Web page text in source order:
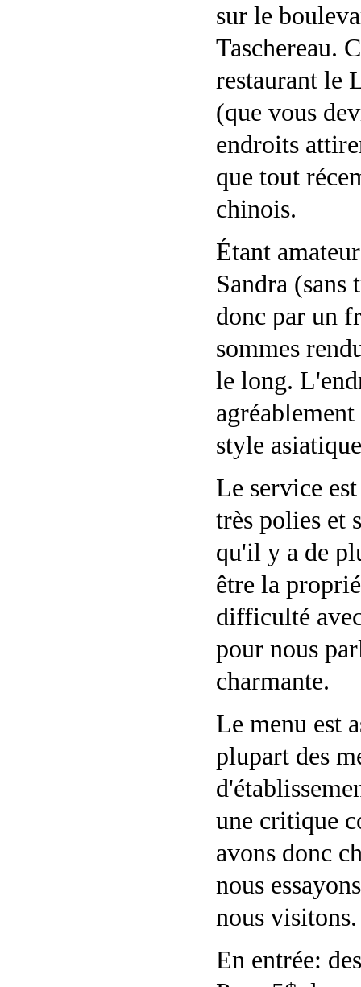
sur le
Taschereau.
restaurant le
(que vous
endroits
que tout
chinois.
Étant
Sandra
donc par un
sommes
le long.
style
Le service
très polies et
qu'il y a de
être la
difficulté
pour nous
charmante.
Le menu est
plupart des
une critique
avons donc
nous
nous visitons.
En entrée: